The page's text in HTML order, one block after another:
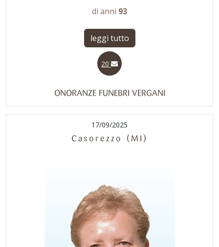
di anni 93
leggi tutto
20
ONORANZE FUNEBRI VERGANI
17/09/2025
Casorezzo (MI)